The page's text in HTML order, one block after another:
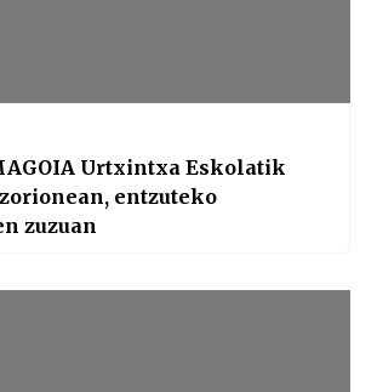
Urtxintxa Eskolatik
entzuteko
zuzuan